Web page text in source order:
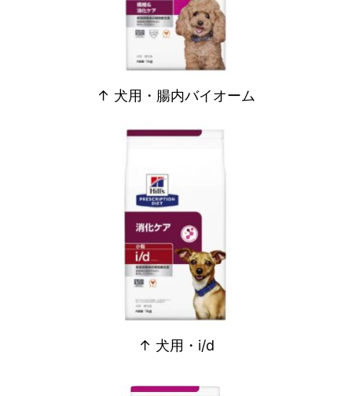
↑ 犬用・腸内バイオーム
↑ 犬用・i/d